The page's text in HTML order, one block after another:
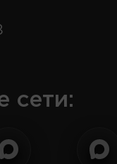
сети: